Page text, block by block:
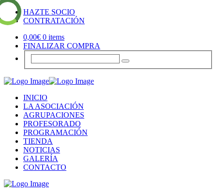
HAZTE SOCIO
CONTRATACIÓN
0,00€ 0 items
FINALIZAR COMPRA
INICIO
LA ASOCIACIÓN
AGRUPACIONES
PROFESORADO
PROGRAMACIÓN
TIENDA
NOTICIAS
GALERÍA
CONTACTO